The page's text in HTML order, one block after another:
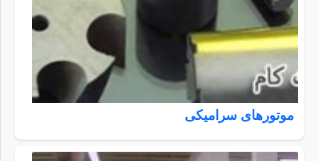
موتورهای سرامیکی